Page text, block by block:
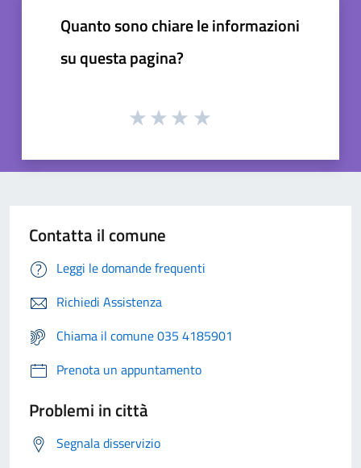
Quanto sono chiare le informazioni
su questa pagina?
Contatta il comune
Leggi le domande frequenti
Richiedi Assistenza
Chiama il comune 035 4185901
Prenota un appuntamento
Problemi in città
Segnala disservizio